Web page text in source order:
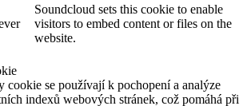
Soundcloud sets this cookie to enable
visitors to embed content or files on the
website.
cookie se používají k pochopení a analýze
indexů webových stránek, což pomáhá při